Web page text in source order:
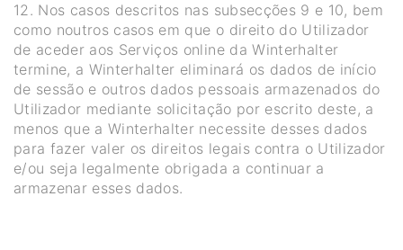
12. Nos casos descritos nas subsecções 9 e 10, bem
como noutros casos em que o direito do Utilizador
de aceder aos Serviços online da Winterhalter
termine, a Winterhalter eliminará os dados de início
de sessão e outros dados pessoais armazenados do
Utilizador mediante solicitação por escrito deste, a
menos que a Winterhalter necessite desses dados
para fazer valer os direitos legais contra o Utilizador
e/ou seja legalmente obrigada a continuar a
armazenar esses dados.